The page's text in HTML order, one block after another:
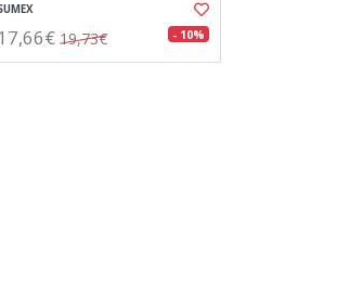
17,66€ 19,73€ - 10%